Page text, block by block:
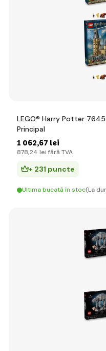
LEGO® Harry Potter
Principal
1 062,67 lei
878,24 lei fără TVA
+ 231 puncte
Ultima bucată în stoc(La